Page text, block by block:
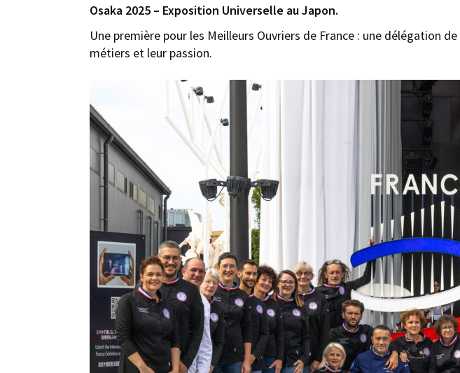
Osaka 2025 – Exposition Universelle au Japon.
Une première pour les Meilleurs Ouvriers de France : une délégation
métiers et leur passion.